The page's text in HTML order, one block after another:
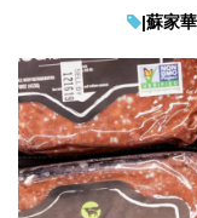
|蘇家華